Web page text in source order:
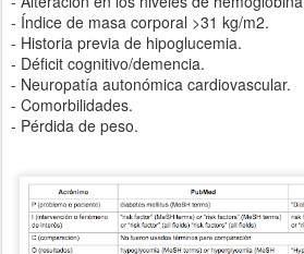
- Índice de masa corporal >31 kg/m2.
- Historia previa de hipoglucemia.
- Déficit cognitivo/demencia.
- Neuropatía autonómica cardiovascular.
- Comorbilidades.
- Pérdida de peso.